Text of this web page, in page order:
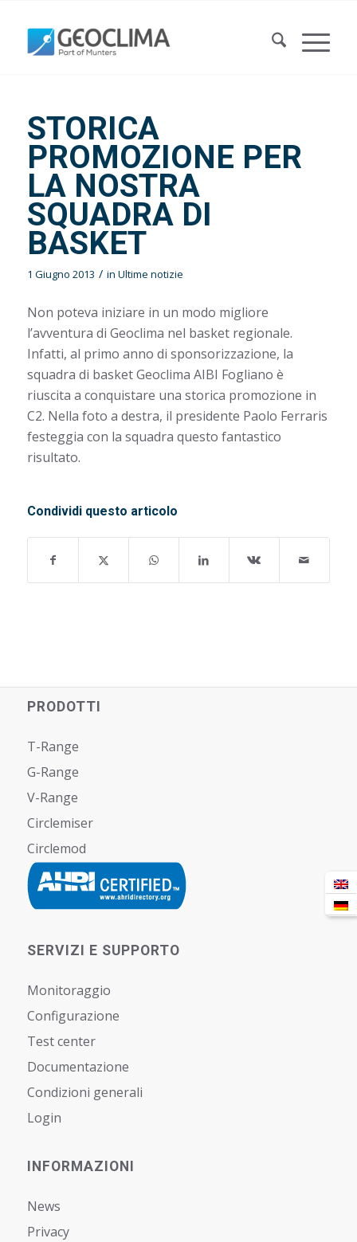
STORICA
PROMOZIONE PER
LA NOSTRA
SQUADRA DI
BASKET
1 Giugno 2013 / in Ultime notizie
Non poteva iniziare in un modo migliore
l’avventura di Geoclima nel basket regionale.
Infatti, al primo anno di sponsorizzazione, la
squadra di basket Geoclima AIBI Fogliano è
riuscita a conquistare una storica promozione in
C2. Nella foto a destra, il presidente Paolo Ferraris
festeggia con la squadra questo fantastico
risultato.
Condividi questo articolo
PRODOTTI
T-Range
G-Range
V-Range
Circlemiser
Circlemod
SERVIZI E SUPPORTO
Monitoraggio
Configurazione
Test center
Documentazione
Condizioni generali
Login
INFORMAZIONI
News
Privacy